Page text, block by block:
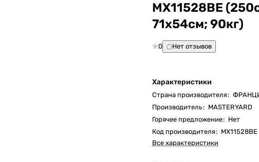
MX11528BE
71х54см; 90кг)
0 Нет отзывов
Характеристики
Страна производителя:
Производитель: MASTERYARD
Горячее предложение: Нет
Код производителя: MX11528BE
Все характеристики